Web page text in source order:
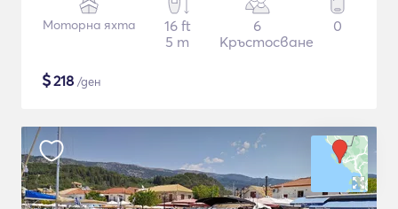
Моторна яхта
16 ft
5 m
6
Кръстосване
0
$218 /ден